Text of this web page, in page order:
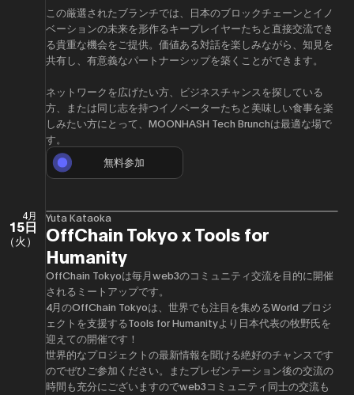
この厳選されたブランチでは、日本のブロックチェーンとイノ
ベーションの未来を形作るキープレイヤーたちと直接交流でき
る貴重な機会をご提供。価値ある対話を楽しみながら、知見を
共有し、有意義なパートナーシップを築くことができます。
ネットワークを広げたい方、ビジネスチャンスを探している
方、または同じ志を持つイノベーターたちと美味しい食事を楽
しみたい方にとって、MOONHASH Tech Brunchは最適な場で
す。
無料参加
4月
15日
（火）
Yuta Kataoka
OffChain Tokyo x Tools for
Humanity
OffChain Tokyoは毎月web3のコミュニティ交流を目的に開催
されるミートアップです。
4月のOffChain Tokyoは、世界でも注目を集めるWorld プロジ
ェクトを支援するTools for Humanityより日本代表の牧野氏を
迎えての開催です！
世界的なプロジェクトの最新情報を聞ける絶好のチャンスです
のでぜひご参加ください。またプレゼンテーション後の交流の
時間も充分にございますのでweb3コミュニティ同士の交流も